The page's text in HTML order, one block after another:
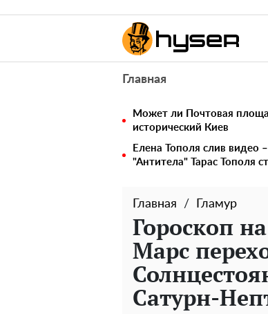
Главная
Может ли Почтовая
исторический Киев
Елена Тополя слив видео
"Антитела" Тарас Тополя
Главная Гламур
Гороскоп
Марс
Сатурн-